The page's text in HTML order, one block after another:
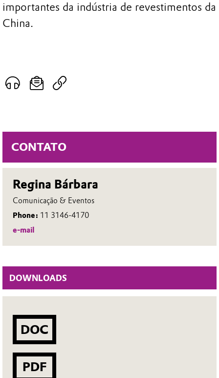
CONTATO
Regina Bárbara
Comunicação & Eventos
Phone: 11 3146-4170
e-mail
DOWNLOADS
DOC
PDF
importantes da indústria de revestimentos da
China.